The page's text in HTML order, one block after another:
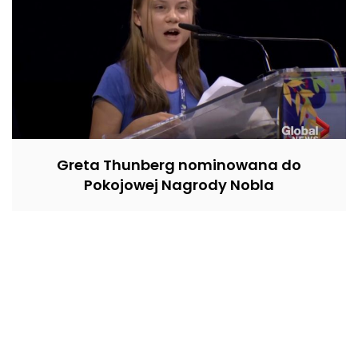
Greta Thunberg nominowana do
Pokojowej Nagrody Nobla